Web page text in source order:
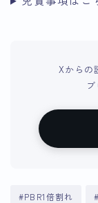
Xからの
#PBR1倍割れ